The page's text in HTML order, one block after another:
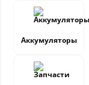
Аккумуляторы